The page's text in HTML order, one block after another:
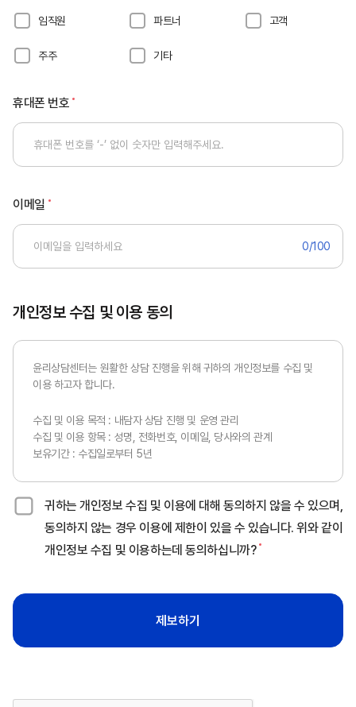
임직원 파트너 고객
주주 기타
휴대폰 번호
이메일
0/100
개인정보 수집 및 이용 동의
윤리상담센터는 원활한 상담 진행을 위해 귀하의 개인정보를 수집 및
이용 하고자 합니다.
수집 및 이용 목적 : 내담자 상담 진행 및 운영 관리
수집 및 이용 항목 : 성명, 전화번호, 이메일, 당사와의 관계
보유기간 : 수집일로부터 5년
귀하는 개인정보 수집 및 이용에 대해 동의하지 않을 수 있으며,
동의하지 않는 경우 이용에 제한이 있을 수 있습니다. 위와 같이
개인정보 수집 및 이용하는데 동의하십니까?
제보하기